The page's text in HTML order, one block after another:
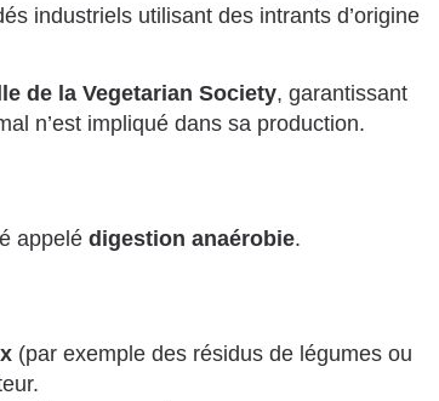
industriels utilisant des intrants d’origine
de la Vegetarian Society, garantissant
n’est impliqué dans sa production.
appelé digestion anaérobie.
(par exemple des résidus de légumes ou